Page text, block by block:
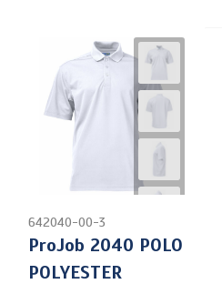
642040-00-3
ProJob 2040 POLO
POLYESTER